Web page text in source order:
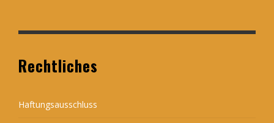
Rechtliches
Haftungsausschluss